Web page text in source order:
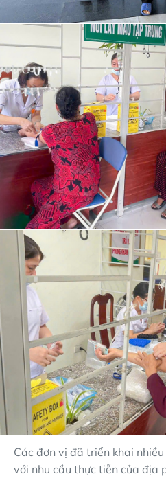
Các đơn vị đã triển khai
với nhu cầu thực tiễn của địa